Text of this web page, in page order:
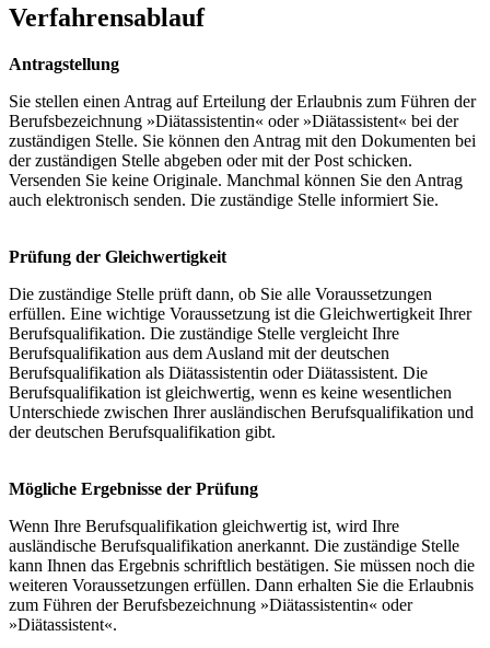
Verfahrensablauf
Antragstellung
Sie stellen einen Antrag auf Erteilung der Erlaubnis zum Führen der
Berufsbezeichnung »Diätassistentin« oder »Diätassistent« bei der
zuständigen Stelle. Sie können den Antrag mit den Dokumenten bei
der zuständigen Stelle abgeben oder mit der Post schicken.
Versenden Sie keine Originale. Manchmal können Sie den Antrag
auch elektronisch senden. Die zuständige Stelle informiert Sie.
Prüfung der Gleichwertigkeit
Die zuständige Stelle prüft dann, ob Sie alle Voraussetzungen
erfüllen. Eine wichtige Voraussetzung ist die Gleichwertigkeit Ihrer
Berufsqualifikation. Die zuständige Stelle vergleicht Ihre
Berufsqualifikation aus dem Ausland mit der deutschen
Berufsqualifikation als Diätassistentin oder Diätassistent. Die
Berufsqualifikation ist gleichwertig, wenn es keine wesentlichen
Unterschiede zwischen Ihrer ausländischen Berufsqualifikation und
der deutschen Berufsqualifikation gibt.
Mögliche Ergebnisse der Prüfung
Wenn Ihre Berufsqualifikation gleichwertig ist, wird Ihre
ausländische Berufsqualifikation anerkannt. Die zuständige Stelle
kann Ihnen das Ergebnis schriftlich bestätigen. Sie müssen noch die
weiteren Voraussetzungen erfüllen. Dann erhalten Sie die Erlaubnis
zum Führen der Berufsbezeichnung »Diätassistentin« oder
»Diätassistent«.